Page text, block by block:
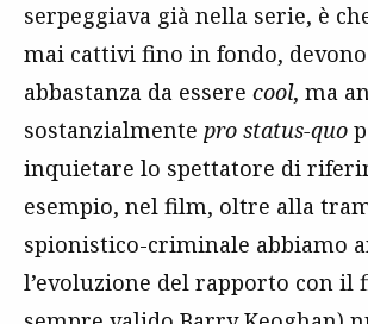
serpeggiava già nella serie, è
mai cattivi fino in fondo,
abbastanza da essere cool, ma
sostanzialmente pro status-quo
inquietare lo spettatore di
esempio, nel film, oltre alla
spionistico-criminale abbiamo
l’evoluzione del rapporto con il